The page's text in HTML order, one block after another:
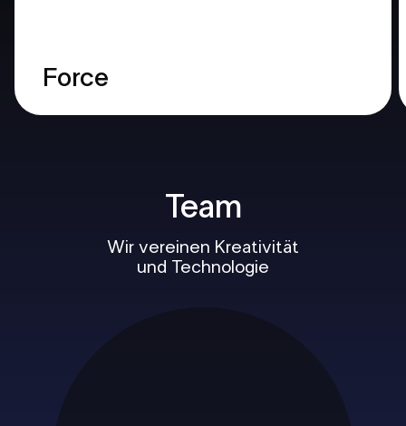
Force
Team
Wir vereinen Kreativität
und Technologie